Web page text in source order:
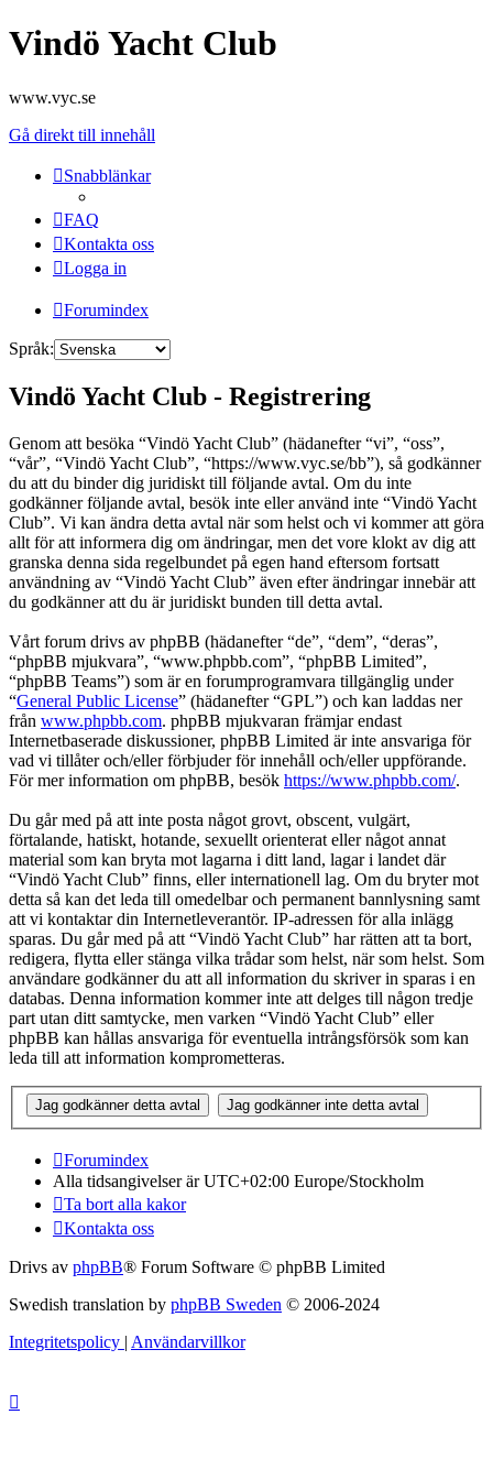
Vindö Yacht Club
www.vyc.se
Gå direkt till innehåll
Snabblänkar
FAQ
Kontakta oss
Logga in
Forumindex
Språk:
Vindö Yacht Club - Registrering
Genom att besöka “Vindö Yacht Club” (hädanefter “vi”, “oss”,
“vår”, “Vindö Yacht Club”, “https://www.vyc.se/bb”), så godkänner
du att du binder dig juridiskt till följande avtal. Om du inte
godkänner följande avtal, besök inte eller använd inte “Vindö Yacht
Club”. Vi kan ändra detta avtal när som helst och vi kommer att göra
allt för att informera dig om ändringar, men det vore klokt av dig att
granska denna sida regelbundet på egen hand eftersom fortsatt
användning av “Vindö Yacht Club” även efter ändringar innebär att
du godkänner att du är juridiskt bunden till detta avtal.
Vårt forum drivs av phpBB (hädanefter “de”, “dem”, “deras”,
“phpBB mjukvara”, “www.phpbb.com”, “phpBB Limited”,
“phpBB Teams”) som är en forumprogramvara tillgänglig under
“General Public License” (hädanefter “GPL”) och kan laddas ner
från www.phpbb.com. phpBB mjukvaran främjar endast
Internetbaserade diskussioner, phpBB Limited är inte ansvariga för
vad vi tillåter och/eller förbjuder för innehåll och/eller uppförande.
För mer information om phpBB, besök https://www.phpbb.com/.
Du går med på att inte posta något grovt, obscent, vulgärt,
förtalande, hatiskt, hotande, sexuellt orienterat eller något annat
material som kan bryta mot lagarna i ditt land, lagar i landet där
“Vindö Yacht Club” finns, eller internationell lag. Om du bryter mot
detta så kan det leda till omedelbar och permanent bannlysning samt
att vi kontaktar din Internetleverantör. IP-adressen för alla inlägg
sparas. Du går med på att “Vindö Yacht Club” har rätten att ta bort,
redigera, flytta eller stänga vilka trådar som helst, när som helst. Som
användare godkänner du att all information du skriver in sparas i en
databas. Denna information kommer inte att delges till någon tredje
part utan ditt samtycke, men varken “Vindö Yacht Club” eller
phpBB kan hållas ansvariga för eventuella intrångsförsök som kan
leda till att information komprometteras.
Forumindex
Alla tidsangivelser är UTC+02:00 Europe/Stockholm
Ta bort alla kakor
Kontakta oss
Drivs av phpBB® Forum Software © phpBB Limited
Swedish translation by phpBB Sweden © 2006-2024
Integritetspolicy | Användarvillkor